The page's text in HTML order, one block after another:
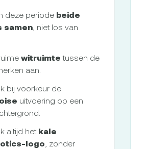
deze periode beide
samen , niet los van
witruimte tussen de
aan.
bij voorkeur de
uitvoering op een
altijd het kale
logo , zonder